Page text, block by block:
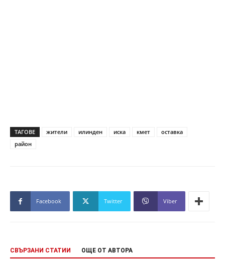
ТАГОВЕ жители илинден иска кмет
оставка
район
Facebook Twitter Viber
СВЪРЗАНИ СТАТИИ ОЩЕ ОТ АВТОРА